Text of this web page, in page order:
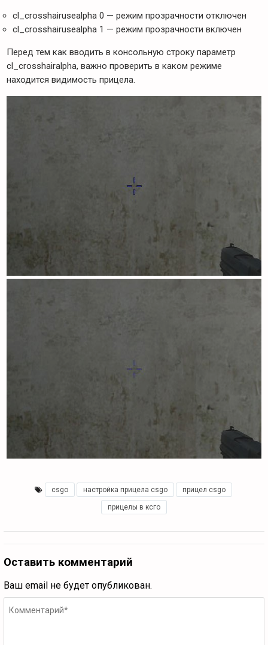
cl_crosshairusealpha 0 — режим прозрачности отключен
cl_crosshairusealpha 1 — режим прозрачности включен
Перед тем как вводить в консольную строку параметр
cl_crosshairalpha, важно проверить в каком режиме
находится видимость прицела.
csgo настройка прицела csgo прицел csgo
прицелы в ксго
Оставить комментарий
Ваш email не будет опубликован.